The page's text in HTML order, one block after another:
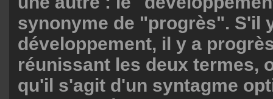
synonyme de "progrès". S'il
développement, il y a
réunissant les deux termes,
qu'il s'agit d'un syntagme